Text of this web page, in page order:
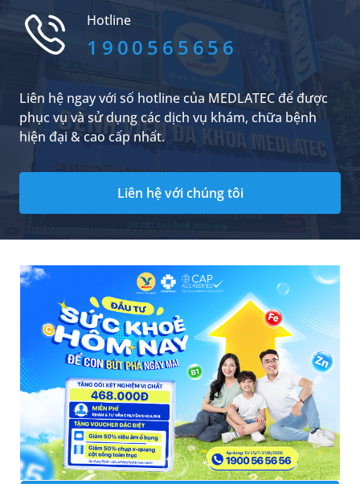
tiết, chất bài tiết hoặc các dị nguyên từ cơ thể
nhện.
Hotline
1900565656
Liên hệ ngay với số hotline của MEDLATEC để được
phục vụ và sử dụng các dịch vụ khám, chữa bệnh
hiện đại & cao cấp nhất.
Liên hệ với chúng tôi